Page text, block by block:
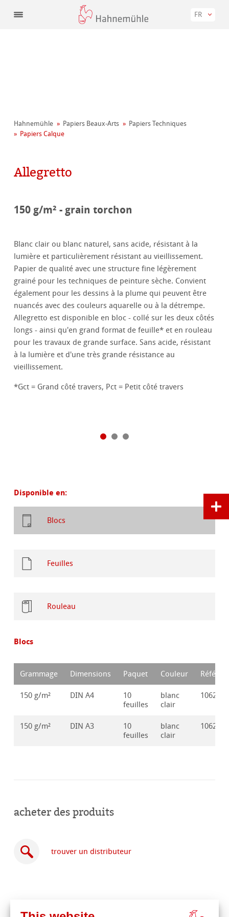
FR
Hahnemühle Papiers Beaux-Arts
Papiers Techniques
Papiers Calque
Allegretto
150 g/m² - grain torchon
Blanc clair ou blanc naturel, sans acide, résistant à la
lumière et particulièrement résistant au vieillissement.
Papier de qualité avec une structure fine légèrement
grainé pour les techniques de peinture sèche. Convient
également pour les dessins à la plume qui peuvent être
nuancés avec des couleurs aquarelle ou à la détrempe.
Allegretto est disponible en bloc - collé sur les deux côtés
longs - ainsi qu'en grand format de feuille* et en rouleau
pour les travaux de grande surface. Sans acide, résistant
à la lumière et d'une très grande résistance au
vieillissement.
*Gct = Grand côté travers, Pct = Petit côté travers
Disponible en:
Blocs
Feuilles
Rouleau
Blocs
Grammage Dimensions Paquet Couleur
150 g/m² DIN A4
10
feuilles
blanc
clair
150 g/m² DIN A3
10
feuilles
blanc
clair
acheter des produits
trouver un distributeur